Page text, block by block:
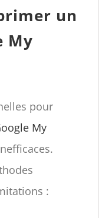
un
My
pour
My
: